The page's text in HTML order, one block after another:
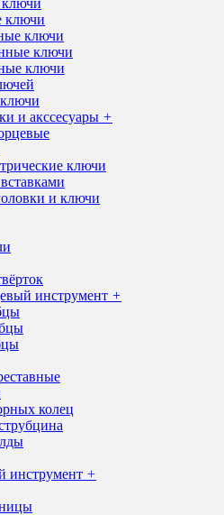
ключи
ключи
ключи
ключи
и акссесуары +
ключи
и ключи
инструмент +
колец
инструмент +